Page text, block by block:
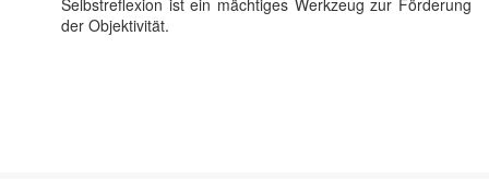
Selbstreflexion ist ein mächtiges Werkzeug zur Förderung
der Objektivität.